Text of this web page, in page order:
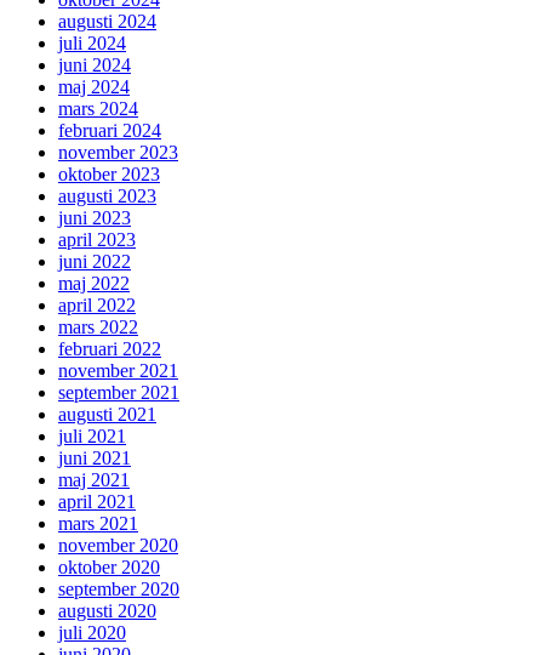
augusti 2024
juli 2024
juni 2024
maj 2024
mars 2024
februari 2024
november 2023
oktober 2023
augusti 2023
juni 2023
april 2023
juni 2022
maj 2022
april 2022
mars 2022
februari 2022
november 2021
september 2021
augusti 2021
juli 2021
juni 2021
maj 2021
april 2021
mars 2021
november 2020
oktober 2020
september 2020
augusti 2020
juli 2020